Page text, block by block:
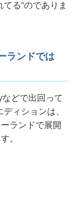
る”のでありま
ランドでは
どで出回って
ィションは、
ランドで展開
。